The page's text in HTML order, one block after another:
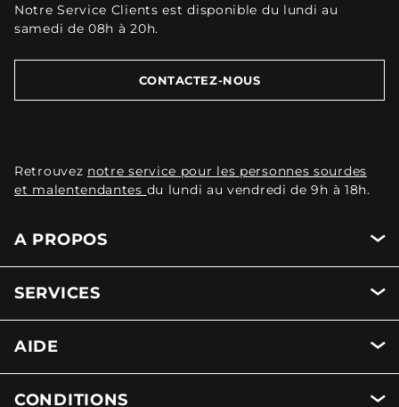
Notre Service Clients est disponible du lundi au
samedi de 08h à 20h.
CONTACTEZ-NOUS
Retrouvez notre service pour les personnes sourdes
et malentendantes du lundi au vendredi de 9h à 18h.
A PROPOS
SERVICES
AIDE
CONDITIONS